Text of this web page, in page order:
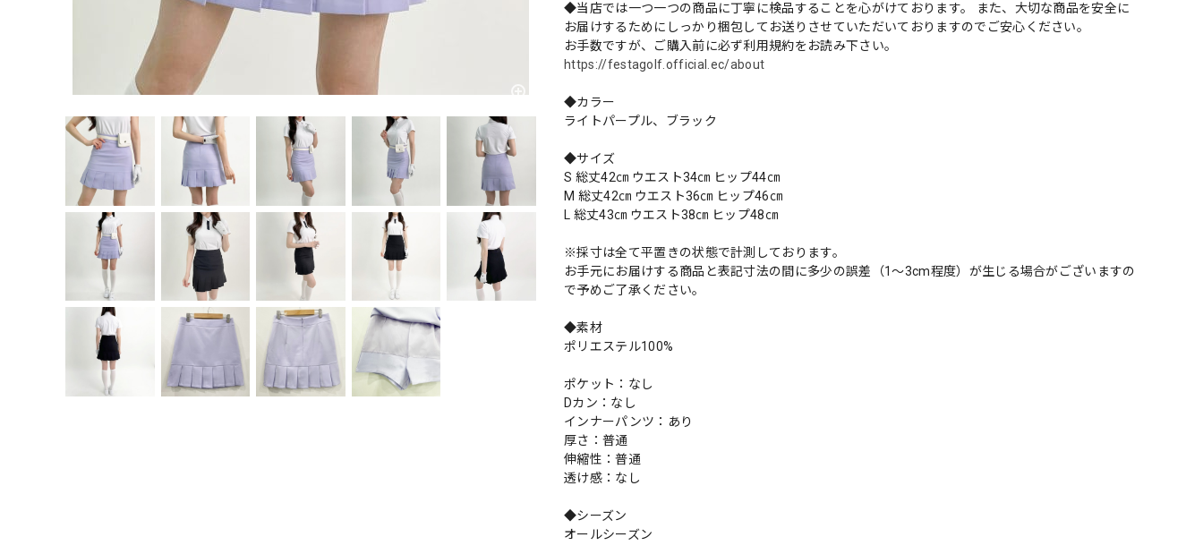
◆当店では一つ一つの商品に丁寧に検品することを心がけております。 また、大切な商品を安全に
お届けするためにしっかり梱包してお送りさせていただいておりますのでご安心ください。
お手数ですが、ご購入前に必ず利用規約をお読み下さい。
https://festagolf.official.ec/about
◆カラー
ライトパープル、ブラック
◆サイズ
S 総丈42㎝ ウエスト34㎝ ヒップ44㎝
M 総丈42㎝ ウエスト36㎝ ヒップ46㎝
L 総丈43㎝ ウエスト38㎝ ヒップ48㎝
※採寸は全て平置きの状態で計測しております。
お手元にお届けする商品と表記寸法の間に多少の誤差（1～3cm程度）が生じる場合がございますの
で予めご了承ください。
◆素材
ポリエステル100%
ポケット：なし
Dカン：なし
インナーパンツ：あり
厚さ：普通
伸縮性：普通
透け感：なし
◆シーズン
オールシーズン